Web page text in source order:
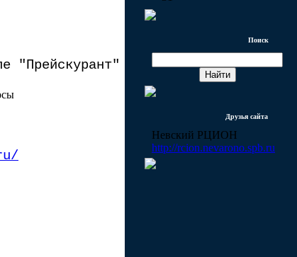
"Прейскурант"
Поиск
Друзья сайта
Невский РЦИОН
http://rcion.nevarono.spb.ru